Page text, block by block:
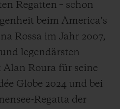
Regatten – schon
beim America’s
Rossa im Jahr 2007,
legendärsten
Roura für seine
Globe 2024 und bei
Regatta der